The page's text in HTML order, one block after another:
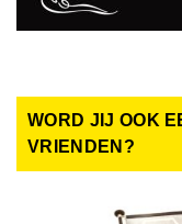
WORD JIJ OOK
VRIENDEN?